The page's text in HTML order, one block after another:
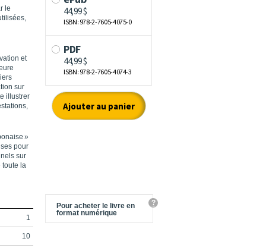
le
et
sur
illustrer
»
pour
sur
toute la
1
10
Pour acheter le livre en
format numérique
?